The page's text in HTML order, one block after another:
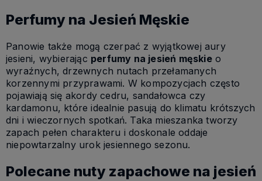
Perfumy na Jesień Męskie
Panowie także mogą czerpać z wyjątkowej aury
jesieni, wybierając perfumy na jesień męskieo
wyraźnych, drzewnych nutach przełamanych
korzennymi przyprawami. W kompozycjach często
pojawiają się akordy cedru, sandałowca czy
kardamonu, które idealnie pasują do klimatu krótszych
dni i wieczornych spotkań. Taka mieszanka tworzy
zapach pełen charakteru i doskonale oddaje
niepowtarzalny urok jesiennego sezonu.
Polecane nuty zapachowe na jesień